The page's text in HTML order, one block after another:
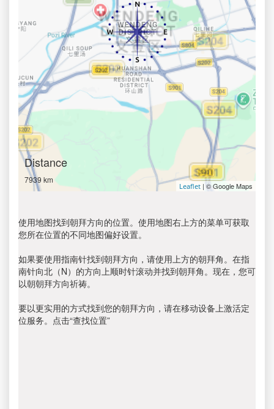
Distance
7939 km
Leaflet | © Google Maps
使用地图找到朝拜方向的位置。使用地图右上方的菜单可获取
您所在位置的不同地图偏好设置。
如果要使用指南针找到朝拜方向，请使用上方的朝拜角。在指
南针向北（N）的方向上顺时针滚动并找到朝拜角。现在，您可
以朝朝拜方向祈祷。
要以更实用的方式找到您的朝拜方向，请在移动设备上激活定
位服务。点击“查找位置”